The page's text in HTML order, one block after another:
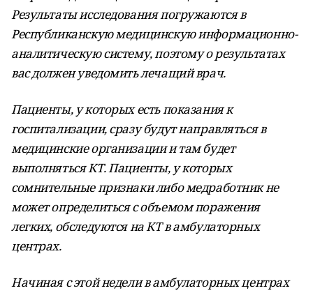
Результаты исследования погружаются в
Республиканскую медицинскую информационно-
аналитическую систему, поэтому о результатах
вас должен уведомить лечащий врач.
Пациенты, у которых есть показания к
госпитализации, сразу будут направляться в
медицинские организации и там будет
выполняться КТ. Пациенты, у которых
сомнительные признаки либо медработник не
может определиться с объемом поражения
легких, обследуются на КТ в амбулаторных
центрах.
Начиная с этой недели в амбулаторных центрах